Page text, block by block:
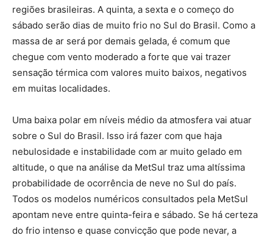
regiões brasileiras. A quinta, a sexta e o começo do
sábado serão dias de muito frio no Sul do Brasil. Como a
massa de ar será por demais gelada, é comum que
chegue com vento moderado a forte que vai trazer
sensação térmica com valores muito baixos, negativos
em muitas localidades.
Uma baixa polar em níveis médio da atmosfera vai atuar
sobre o Sul do Brasil. Isso irá fazer com que haja
nebulosidade e instabilidade com ar muito gelado em
altitude, o que na análise da MetSul traz uma altíssima
probabilidade de ocorrência de neve no Sul do país.
Todos os modelos numéricos consultados pela MetSul
apontam neve entre quinta-feira e sábado. Se há certeza
do frio intenso e quase convicção que pode nevar, a